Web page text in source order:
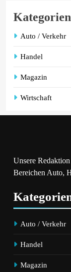
Kategorien
Auto / Verkehr
Handel
Magazin
Wirtschaft
Unsere
Bereichen Auto,
Auto / Verkehr
Handel
Magazin